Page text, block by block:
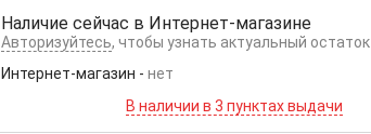
Наличие сейчас в Интернет-магазине
Авторизуйтесь, чтобы узнать актуальный остаток
Интернет-магазин - нет
В наличии в 3 пунктах выдачи